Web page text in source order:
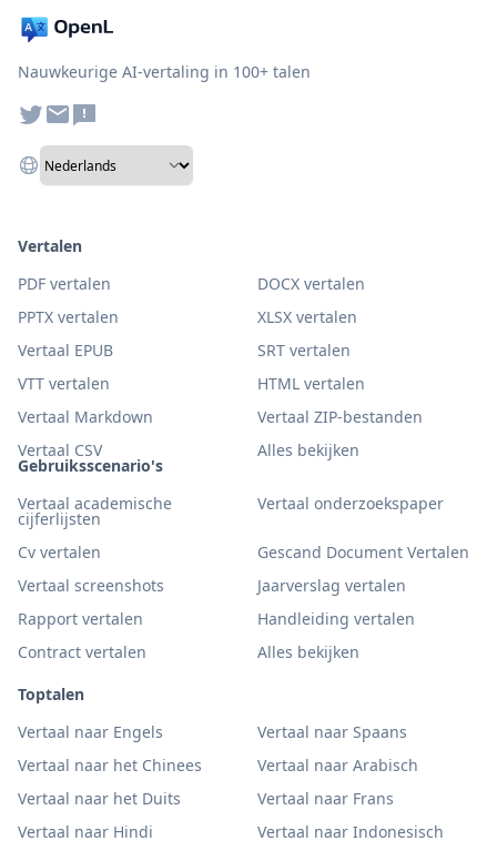
Nauwkeurige AI-vertaling in 100+ talen
Gebruiksscenario's
Vertaal academische
cijferlijsten
Vertaal onderzoekspaper
Cv vertalen
Gescand Document Vertalen
Vertaal screenshots
Jaarverslag vertalen
Rapport vertalen
Handleiding vertalen
Contract vertalen
Alles bekijken
Toptalen
Vertaal naar Engels
Vertaal naar Spaans
Vertaal naar het Chinees
Vertaal naar Arabisch
Vertaal naar het Duits
Vertaal naar Frans
Vertaal naar Hindi
Vertaal naar Indonesisch
Vertalen
PDF vertalen
DOCX vertalen
PPTX vertalen
XLSX vertalen
Vertaal EPUB
SRT vertalen
VTT vertalen
HTML vertalen
Vertaal Markdown
Vertaal ZIP-bestanden
Vertaal CSV
Alles bekijken